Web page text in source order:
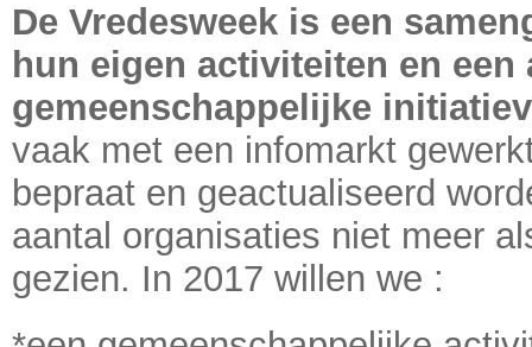
De Vredesweek is een
hun eigen activiteiten en een
gemeenschappelijke
vaak met een infomarkt
bepraat en geactualiseerd
aantal organisaties niet meer
gezien. In 2017 willen we :